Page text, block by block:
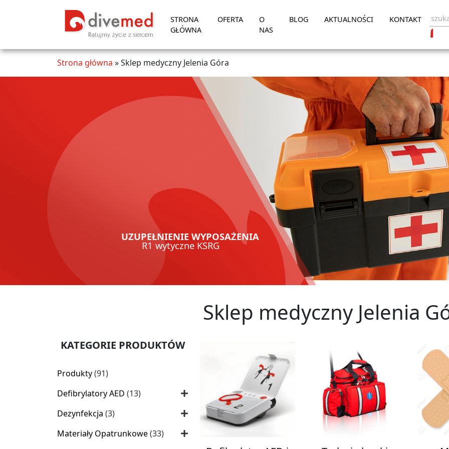
STRONA
GŁÓWNA
OFERTA
O
NAS
BLOG AKTUALNOŚCI KONTAKT
Strona główna »Sklep medyczny Jelenia Góra
UZUPEŁNIENIE WYPOSAŻENIA
R1 wytyczne KSRG
Sklep medyczny Jelenia
KATEGORIE PRODUKTÓW
Produkty 9191
Defibrylatory AED 1313
Dezynfekcja 33
Materiały Opatrunkowe 3333